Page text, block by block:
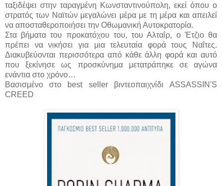
ταξιδέψει στην ταραγμένη Κωνσταντινούπολη, εκεί όπου ο
στρατός των Ναϊτών μεγαλώνει μέρα με τη μέρα και απειλεί
να αποσταθεροποιήσει την Οθωμανική Αυτοκρατορία.
Στα βήματα του προκατόχου του, του Αλταΐρ, ο Έτζιο θα
πρέπει να νικήσει για μια τελευταία φορά τους Ναΐτες.
Διακυβεύονται περισσότερα από κάθε άλλη φορά και αυτό
που ξεκίνησε ως προσκύνημα μετατράπηκε σε αγώνα
ενάντια στο χρόνο…
Βασισμένο στο best seller βιντεοπαιχνίδι ASSASSIN'S
CREED